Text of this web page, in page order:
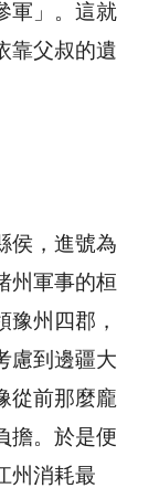
軍」。這就
靠父叔的遺
侯，進號為
州軍事的桓
州四郡，
慮到邊疆大
從前那麼龐
擔。於是便
州消耗最